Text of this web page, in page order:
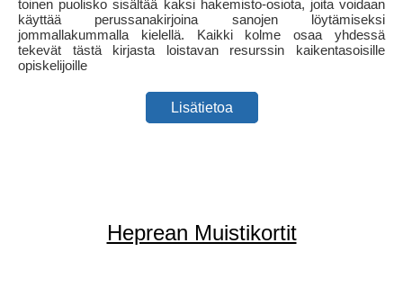
toinen puolisko sisältää kaksi hakemisto-osiota, joita voidaan
käyttää perussanakirjoina sanojen löytämiseksi
jommallakummalla kielellä. Kaikki kolme osaa yhdessä
tekevät tästä kirjasta loistavan resurssin kaikentasoisille
opiskelijoille
Lisätietoa
Heprean Muistikortit